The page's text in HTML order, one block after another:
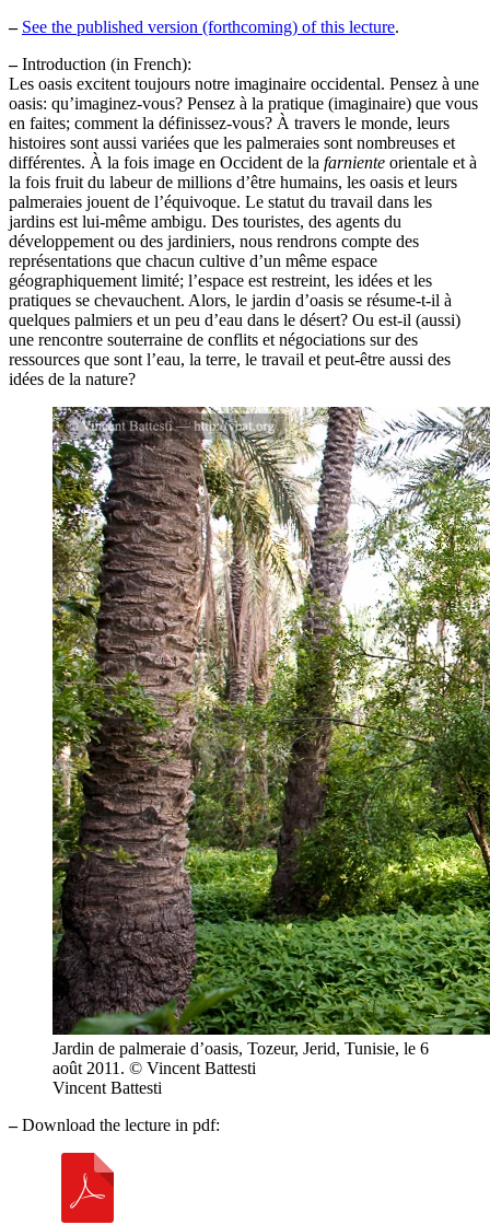
– See the published version (forthcoming) of this lecture.
–Introduction (in French):
Les oasis excitent toujours notre imaginaire occidental. Pensez à une
oasis: qu’imaginez-vous? Pensez à la pratique (imaginaire) que vous
en faites; comment la définissez-vous? À travers le monde, leurs
histoires sont aussi variées que les palmeraies sont nombreuses et
différentes. À la fois image en Occident de la farniente orientale et à
la fois fruit du labeur de millions d’être humains, les oasis et leurs
palmeraies jouent de l’équivoque. Le statut du travail dans les
jardins est lui-même ambigu. Des touristes, des agents du
développement ou des jardiniers, nous rendrons compte des
représentations que chacun cultive d’un même espace
géographiquement limité; l’espace est restreint, les idées et les
pratiques se chevauchent. Alors, le jardin d’oasis se résume-t-il à
quelques palmiers et un peu d’eau dans le désert? Ou est-il (aussi)
une rencontre souterraine de conflits et négociations sur des
ressources que sont l’eau, la terre, le travail et peut-être aussi des
idées de la nature?
Jardin de palmeraie d’oasis, Tozeur, Jerid, Tunisie, le 6
août 2011. © Vincent Battesti
Vincent Battesti
–Download the lecture in pdf: